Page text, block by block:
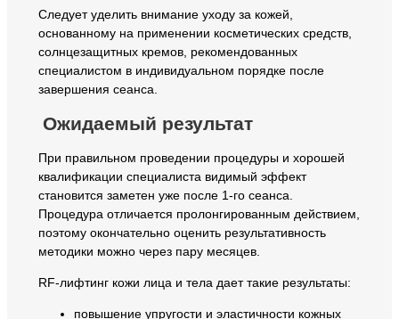
Следует уделить внимание уходу за кожей,
основанному на применении косметических средств,
солнцезащитных кремов, рекомендованных
специалистом в индивидуальном порядке после
завершения сеанса.
Ожидаемый результат
При правильном проведении процедуры и хорошей
квалификации специалиста видимый эффект
становится заметен уже после 1-го сеанса.
Процедура отличается пролонгированным действием,
поэтому окончательно оценить результативность
методики можно через пару месяцев.
RF-лифтинг кожи лица и тела дает такие результаты:
повышение упругости и эластичности кожных